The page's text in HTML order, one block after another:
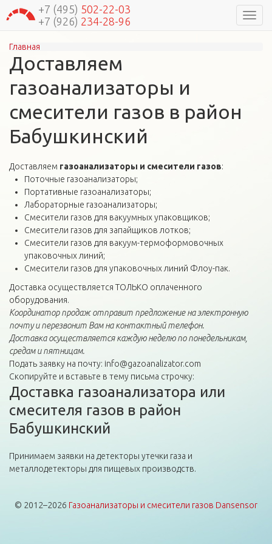
+7 (495) 502-22-03
+7 (926) 234-28-96
Вы здесь
Главная
Доставляем
газоанализаторы и
смесители газов в район
Бабушкинский
Доставляем газоанализаторы и смесители газов:
Поточные газоанализаторы;
Портативные газоанализаторы;
Лабораторные газоанализаторы;
Смесители газов для вакуумных упаковщиков;
Смесители газов для запайщиков лотков;
Смесители газов для вакуум-термоформовочных
упаковочных линий;
Смесители газов для упаковочных линий Флоу-пак.
Доставка осуществляется ТОЛЬКО оплаченного
оборудования.
Координатор продаж отправит предложение на электронную
почту и перезвонит Вам на контактный телефон.
Доставка осуществляется каждую неделю по понедельникам,
средам и пятницам.
Подать заявку на почту: info@gazoanalizator.com
Скопируйте и вставьте в тему письма строчку:
Доставка газоанализатора или
смесителя газов в район
Бабушкинский
Принимаем заявки на детекторы утечки газа и
металлодетекторы для пищевых производств.
© 2012–2026 Газоанализаторы и смесители газов Dansensor